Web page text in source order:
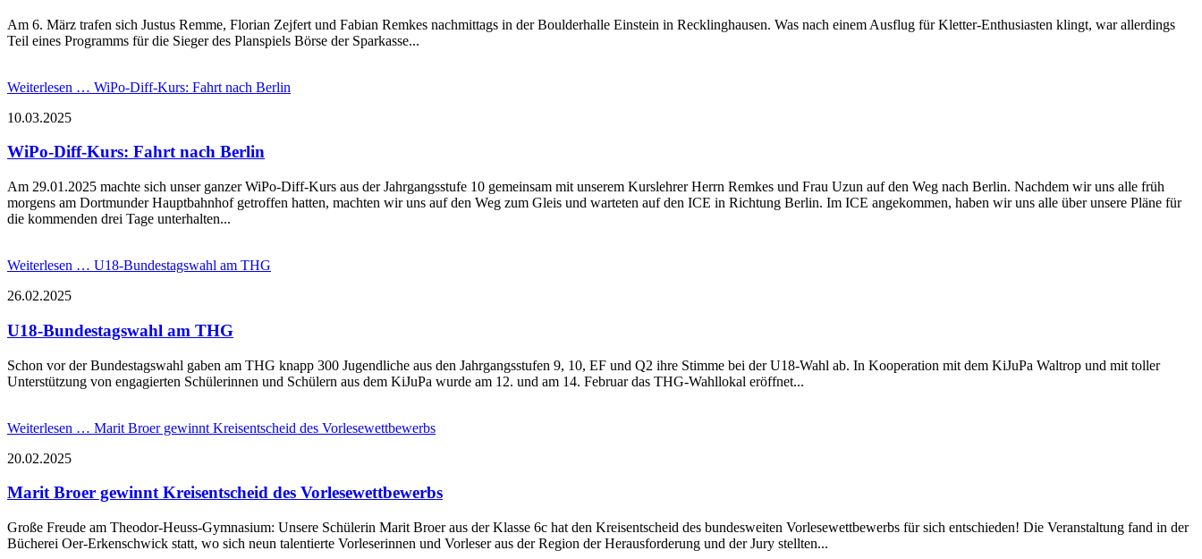
Am 6. März trafen sich Justus Remme, Florian Zejfert und Fabian Remkes nachmittags in der Boulderhalle Einstein in Recklinghausen. Was nach einem Ausflug für Kletter-Enthusiasten klingt, war allerdings
Teil eines Programms für die Sieger des Planspiels Börse der Sparkasse...
Weiterlesen … WiPo-Diff-Kurs: Fahrt nach Berlin
10.03.2025
WiPo-Diff-Kurs: Fahrt nach Berlin
Am 29.01.2025 machte sich unser ganzer WiPo-Diff-Kurs aus der Jahrgangsstufe 10 gemeinsam mit unserem Kurslehrer Herrn Remkes und Frau Uzun auf den Weg nach Berlin. Nachdem wir uns alle früh
morgens am Dortmunder Hauptbahnhof getroffen hatten, machten wir uns auf den Weg zum Gleis und warteten auf den ICE in Richtung Berlin. Im ICE angekommen, haben wir uns alle über unsere Pläne für
die kommenden drei Tage unterhalten...
Weiterlesen … U18-Bundestagswahl am THG
26.02.2025
U18-Bundestagswahl am THG
Schon vor der Bundestagswahl gaben am THG knapp 300 Jugendliche aus den Jahrgangsstufen 9, 10, EF und Q2 ihre Stimme bei der U18-Wahl ab. In Kooperation mit dem KiJuPa Waltrop und mit toller
Unterstützung von engagierten Schülerinnen und Schülern aus dem KiJuPa wurde am 12. und am 14. Februar das THG-Wahllokal eröffnet...
Weiterlesen … Marit Broer gewinnt Kreisentscheid des Vorlesewettbewerbs
20.02.2025
Marit Broer gewinnt Kreisentscheid des Vorlesewettbewerbs
Große Freude am Theodor-Heuss-Gymnasium: Unsere Schülerin Marit Broer aus der Klasse 6c hat den Kreisentscheid des bundesweiten Vorlesewettbewerbs für sich entschieden! Die Veranstaltung fand in der
Bücherei Oer-Erkenschwick statt, wo sich neun talentierte Vorleserinnen und Vorleser aus der Region der Herausforderung und der Jury stellten...